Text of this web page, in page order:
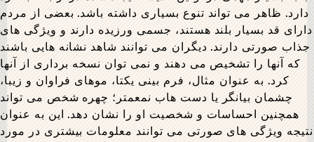
دارد. ظاهر می تواند تنوع بسیاری داشته باشد. بعضی از مردم
دارای قد بسیار بلند هستند، جسمی ورزیده دارند و ویژگی های
جذاب صورتی دارند. دیگران می توانند شاهد نشانه هایی باشند
که آنها را تشخیص می دهند و نمی توان نسخه برداری از آنها
کرد. به عنوان مثال، فرم بینی یکتا، موهای فراوان و زیبا،
چشمان بیانگر یا دست هاب نمعمتر؛ چهره شخص می تواند
همچنین احساسات و شخصیت او را نشان دهد. این به عنوان
نتیجه ویژگی های صورتی می توانند معلومات بیشتری در مورد